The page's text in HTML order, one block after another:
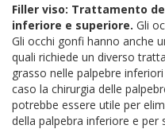
Filler viso: Trattamento
inferiore e superiore. Gli
Gli occhi gonfi hanno anche
quali richiede un diverso
grasso nelle palpebre
caso la chirurgia delle
potrebbe essere utile per
della palpebra inferiore e per